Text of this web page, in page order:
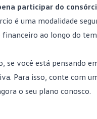
participar do
é uma modalidade
ao longo do
se você está pensando
Para isso, conte com
o seu plano conosco.